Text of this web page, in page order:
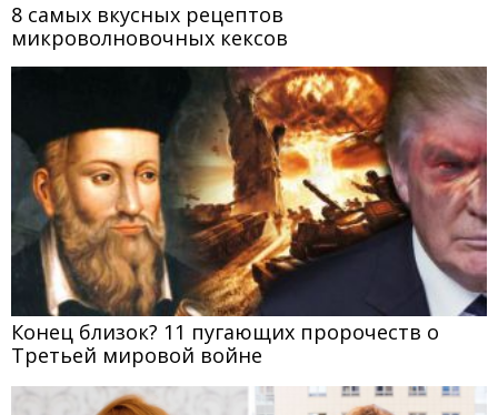
8 самых вкусных рецептов
микроволновочных кексов
Конец близок? 11 пугающих пророчеств о
Третьей мировой войне